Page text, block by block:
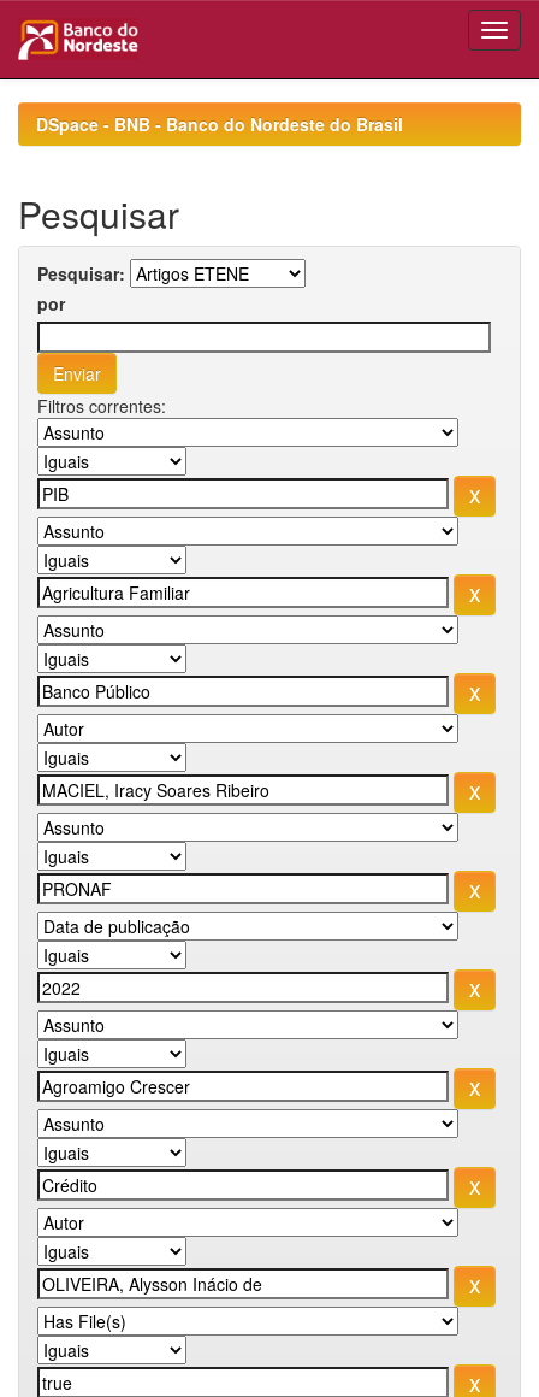
navigationDSpace - BNB - Banco do Nordeste do Brasil
Pesquisar
Pesquisar:
por
Filtros correntes: